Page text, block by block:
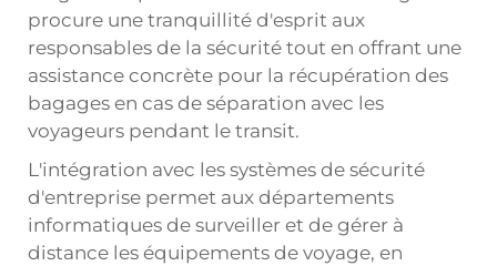
procure une tranquillité d'esprit aux
responsables de la sécurité tout en offrant une
assistance concrète pour la récupération des
bagages en cas de séparation avec les
voyageurs pendant le transit.
L'intégration avec les systèmes de sécurité
d'entreprise permet aux départements
informatiques de surveiller et de gérer à
distance les équipements de voyage, en